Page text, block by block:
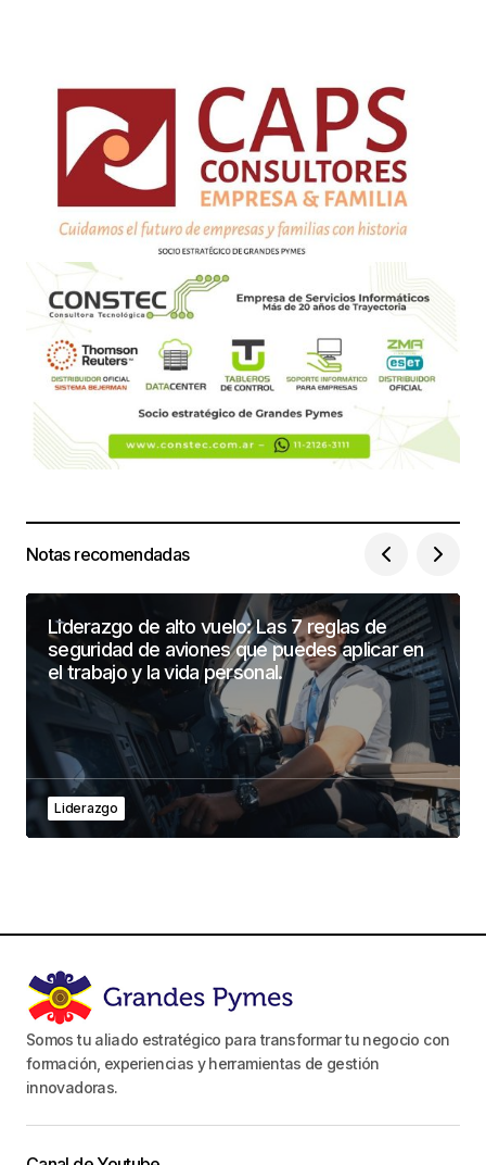
Notas recomendadas
Liderazgo de alto vuelo: Las 7 reglas de
seguridad de aviones que puedes aplicar en
el trabajo y la vida personal.
Liderazgo
Somos tu aliado estratégico para transformar tu negocio con
formación, experiencias y herramientas de gestión
innovadoras.